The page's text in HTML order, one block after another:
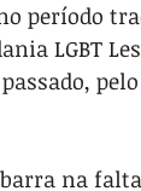
período
LGBT
na